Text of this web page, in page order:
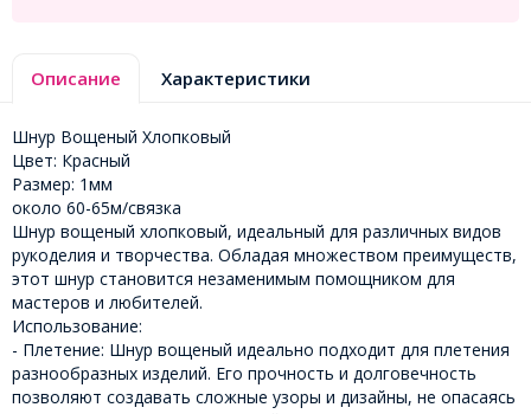
Описание Характеристики
Шнур Вощеный Хлопковый
Цвет: Красный
Размер: 1мм
около 60-65м/связка
Шнур вощеный хлопковый, идеальный для различных видов
рукоделия и творчества. Обладая множеством преимуществ,
этот шнур становится незаменимым помощником для
мастеров и любителей.
Использование:
- Плетение: Шнур вощеный идеально подходит для плетения
разнообразных изделий. Его прочность и долговечность
позволяют создавать сложные узоры и дизайны, не опасаясь